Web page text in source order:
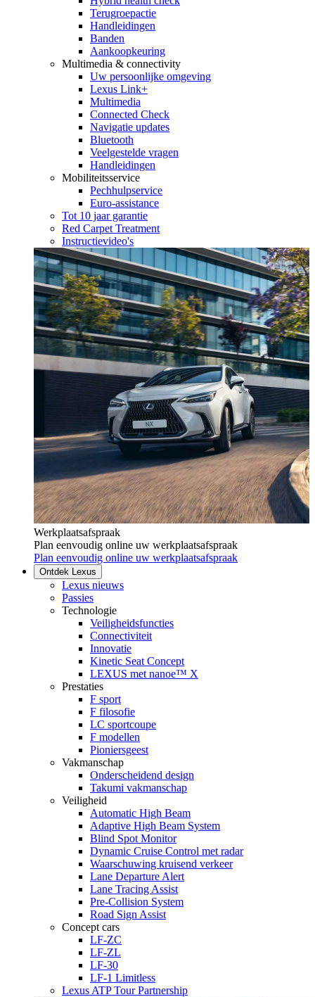
Terugroepactie
Handleidingen
Banden
Aankoopkeuring
Multimedia & connectivity
Uw persoonlijke omgeving
Lexus Link+
Multimedia
Connected Check
Navigatie updates
Bluetooth
Veelgestelde vragen
Handleidingen
Mobiliteitsservice
Pechhulpservice
Euro-assistance
Tot 10 jaar garantie
Red Carpet Treatment
Instructievideo's
Werkplaatsafspraak
Plan eenvoudig online uw werkplaatsafspraak
Plan eenvoudig online uw werkplaatsafspraak
Ontdek Lexus
Lexus nieuws
Passies
Technologie
Veiligheidsfuncties
Connectiviteit
Innovatie
Kinetic Seat Concept
LEXUS met nanoe™ X
Prestaties
F sport
F filosofie
LC sportcoupe
F modellen
Pioniersgeest
Vakmanschap
Onderscheidend design
Takumi vakmanschap
Veiligheid
Automatic High Beam
Adaptive High Beam System
Blind Spot Monitor
Dynamic Cruise Control met radar
Waarschuwing kruisend verkeer
Lane Departure Alert
Lane Tracing Assist
Pre-Collision System
Road Sign Assist
Concept cars
LF-ZC
LF-ZL
LF-30
LF-1 Limitless
Lexus ATP Tour Partnership